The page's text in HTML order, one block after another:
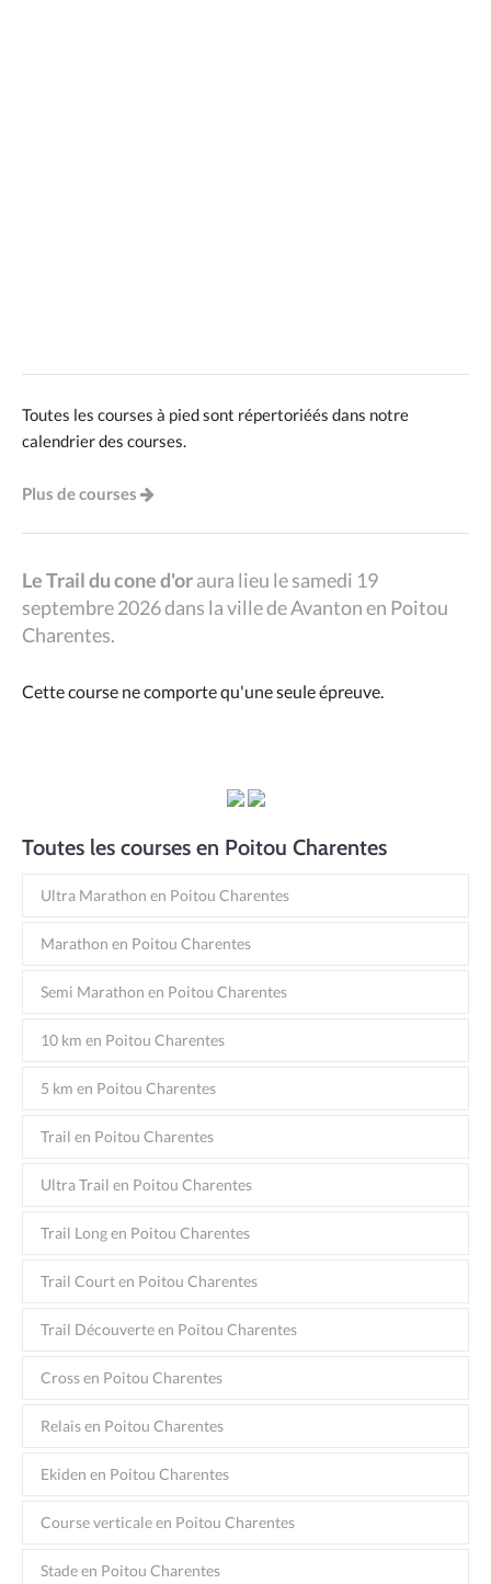
Toutes les courses à pied sont répertoriéés dans notre
calendrier des courses.
Plus de courses
Le Trail du cone d'oraura lieu le samedi 19
septembre 2026 dans la ville de Avanton en Poitou
Charentes.
Cette course ne comporte qu'une seule épreuve.
Toutes les courses en Poitou Charentes
Ultra Marathon en Poitou Charentes
Marathon en Poitou Charentes
Semi Marathon en Poitou Charentes
10 km en Poitou Charentes
5 km en Poitou Charentes
Trail en Poitou Charentes
Ultra Trail en Poitou Charentes
Trail Long en Poitou Charentes
Trail Court en Poitou Charentes
Trail Découverte en Poitou Charentes
Cross en Poitou Charentes
Relais en Poitou Charentes
Ekiden en Poitou Charentes
Course verticale en Poitou Charentes
Stade en Poitou Charentes